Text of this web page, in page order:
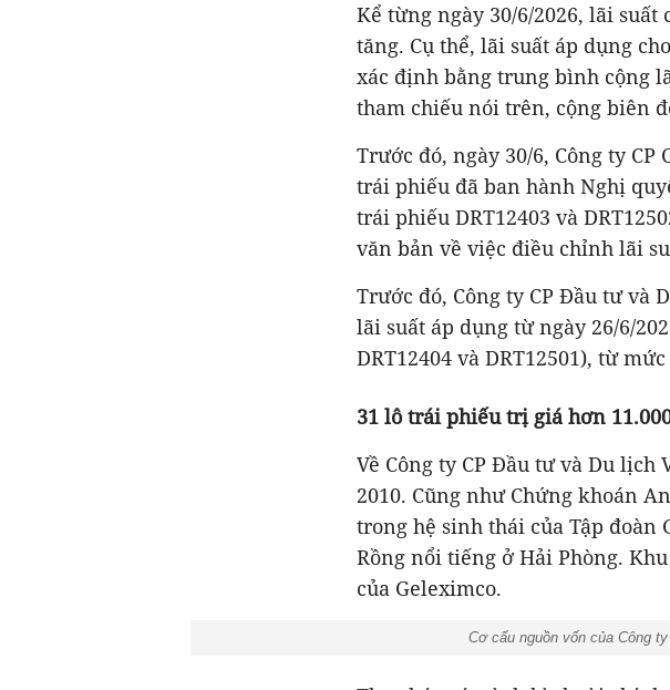
Kể từng ngày 30/6/2026, lãi
tăng. Cụ thể, lãi suất áp dụng
xác định bằng trung bình cộng
Trước đó, ngày 30/6, Công ty
trái phiếu đã ban hành Nghị
trái phiếu DRT12403 và
Trước đó, Công ty CP Đầu tư và
lãi suất áp dụng từ ngày 26/6/
2010. Cũng như Chứng khoán
trong hệ sinh thái của Tập đoàn
Rồng nổi tiếng ở Hải Phòng.
của Geleximco.
Cơ cấu nguồn vốn của Công